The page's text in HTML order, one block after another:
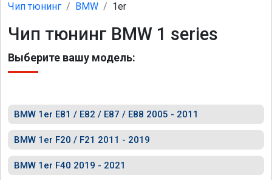
Чип тюнинг BMW 1er
Чип тюнинг BMW 1 series
Выберите вашу модель:
BMW 1er E81 / E82 / E87 / E88 2005 - 2011
BMW 1er F20 / F21 2011 - 2019
BMW 1er F40 2019 - 2021